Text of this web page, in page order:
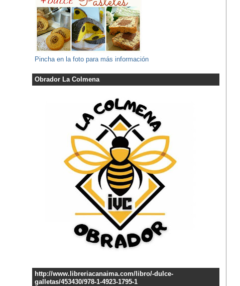
Pincha en la foto para más información
Obrador La Colmena
http://www.libreriacanaima.com/libro/-dulce-
galletas/453430/978-1-4923-1795-1